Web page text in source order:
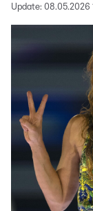
Update: 08.05.2026